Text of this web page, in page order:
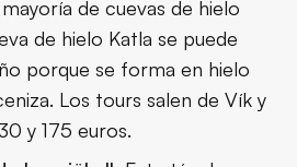
de cuevas de hielo
de hielo Katla se puede
porque se forma en hielo
Los tours salen de Vík y
y 175 euros.